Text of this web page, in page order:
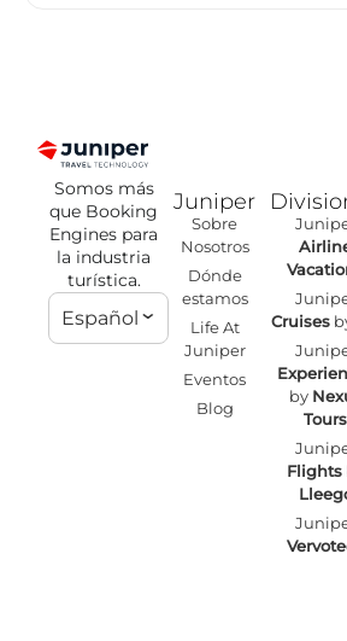
Somos más
que Booking
Engines para
la industria
turística.
Español
Juniper
Sobre
Nosotros
Dónde
estamos
Life At
Juniper
Eventos
Blog
Cruises
by
Tours
Flights